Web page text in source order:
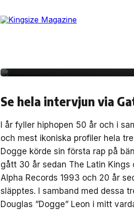
INTERVJU 9 oktober, 2023
Dogge Doggelito
Se hela intervjun via
I år fyller hiphopen 50 år och i
och mest ikoniska profiler hela
Dogge körde sin första rap på
gått 30 år sedan The Latin Kings
Alpha Records 1993 och 20 år
släpptes. I samband med dessa
Douglas ”Dogge” Leon i mitt